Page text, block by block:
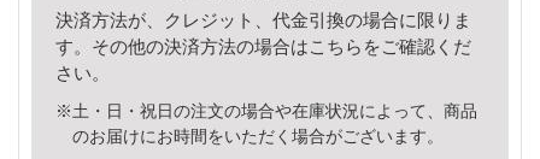
決済方法が、クレジット、代金引換の場合に限りま
す。その他の決済方法の場合はこちら をご確認くだ
さい。
※土・日・祝日の注文の場合や在庫状況によって、商品
のお届けにお時間をいただく場合がございます。